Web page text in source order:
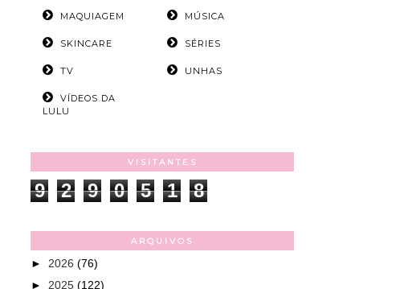
MAQUIAGEM MÚSICA
SKINCARE SÉRIES
TV UNHAS
VÍDEOS DA
LULU
VISITANTES
9 2 9 0 5 1 8
ARQUIVOS
► 2026 (76)
► 2025 (122)